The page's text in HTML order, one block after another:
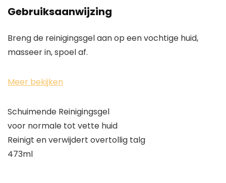
Gebruiksaanwijzing
Breng de reinigingsgel aan op een vochtige huid,
masseer in, spoel af.
Meer bekijken
Schuimende Reinigingsgel
voor normale tot vette huid
Reinigt en verwijdert overtollig talg
473ml